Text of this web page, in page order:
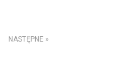
NASTĘPNE